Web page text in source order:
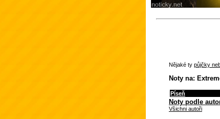
Nějaké ty půjčky
Noty na:
Píseň
Noty podle
Všichni autoři